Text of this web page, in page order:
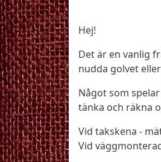
Hej!
Det är en vanlig
nudda golvet
Något som
tänka och räkna
Vid takskena -
Vid